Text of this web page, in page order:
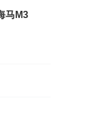
马M3